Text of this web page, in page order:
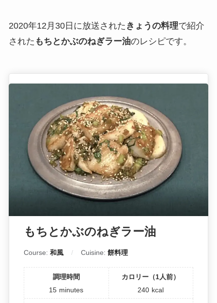
2020年12月30日に放送された きょうの料理で紹介
された もちとかぶのねぎラー油のレシピです。
もちとかぶのねぎラー油
Course: 和風 Cuisine: 餅料理
調理時間
15 minutes
カロリー（1人前）
240 kcal